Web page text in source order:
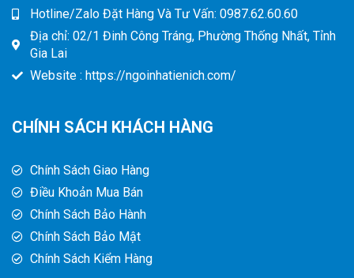
Hotline/Zalo Đặt Hàng Và Tư Vấn: 0987.62.60.60
Địa chỉ: 02/1 Đinh Công Tráng, Phường Thống Nhất, Tỉnh
Gia Lai
Website : https://ngoinhatienich.com/
CHÍNH SÁCH KHÁCH HÀNG
Chính Sách Giao Hàng
Điều Khoản Mua Bán
Chính Sách Bảo Hành
Chính Sách Bảo Mật
Chính Sách Kiểm Hàng